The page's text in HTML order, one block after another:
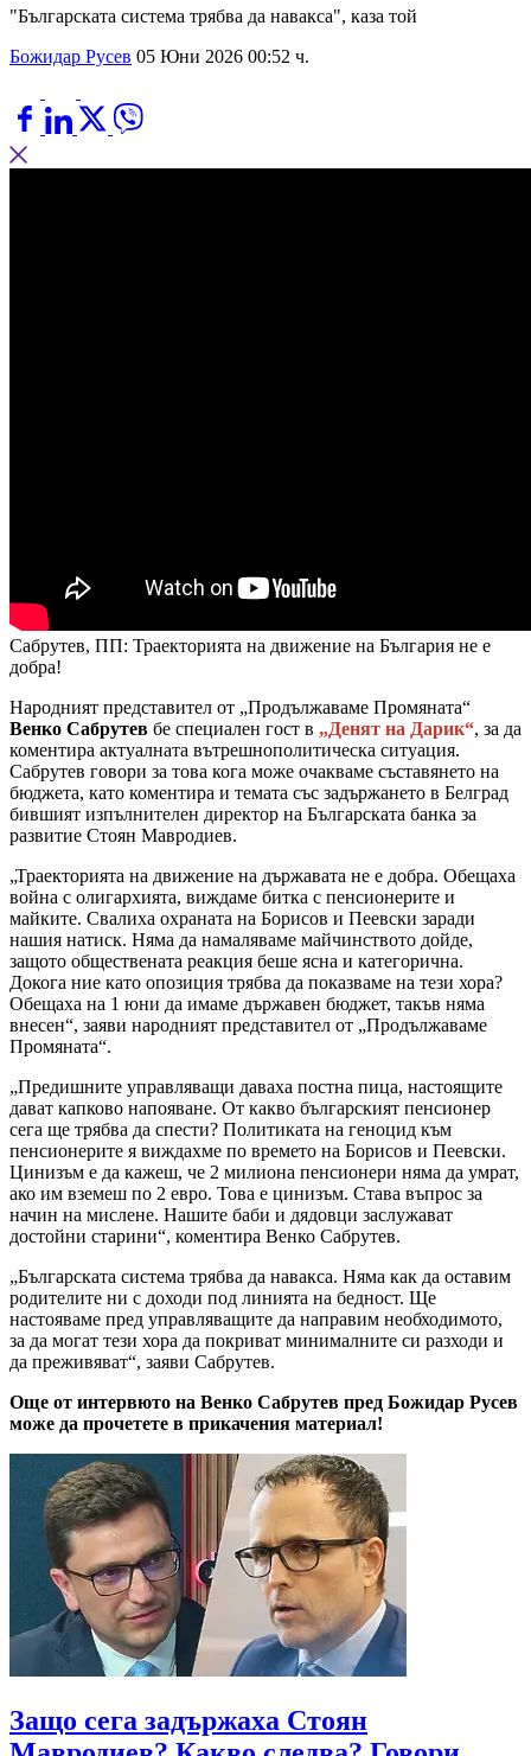
"Българската система трябва да навакса", каза той
Божидар Русев 05 Юни 2026 00:52 ч.
Сабрутев, ПП: Траекторията на движение на България не е
добра!
Народният представител от „Продължаваме Промяната“
Венко Сабрутев бе специален гост в „Денят на Дарик“, за да
коментира актуалната вътрешнополитическа ситуация.
Сабрутев говори за това кога може очакваме съставянето на
бюджета, като коментира и темата със задържането в Белград
бившият изпълнителен директор на Българската банка за
развитие Стоян Мавродиев.
„Траекторията на движение на държавата не е добра. Обещаха
война с олигархията, виждаме битка с пенсионерите и
майките. Свалиха охраната на Борисов и Пеевски заради
нашия натиск. Няма да намаляваме майчинството дойде,
защото обществената реакция беше ясна и категорична.
Докога ние като опозиция трябва да показваме на тези хора?
Обещаха на 1 юни да имаме държавен бюджет, такъв няма
внесен“, заяви народният представител от „Продължаваме
Промяната“.
„Предишните управляващи даваха постна пица, настоящите
дават капково напояване. От какво българският пенсионер
сега ще трябва да спести? Политиката на геноцид към
пенсионерите я виждахме по времето на Борисов и Пеевски.
Цинизъм е да кажеш, че 2 милиона пенсионери няма да умрат,
ако им вземеш по 2 евро. Това е цинизъм. Става въпрос за
начин на мислене. Нашите баби и дядовци заслужават
достойни старини“, коментира Венко Сабрутев.
„Българската система трябва да навакса. Няма как да оставим
родителите ни с доходи под линията на бедност. Ще
настояваме пред управляващите да направим необходимото,
за да могат тези хора да покриват минималните си разходи и
да преживяват“, заяви Сабрутев.
Още от интервюто на Венко Сабрутев пред Божидар Русев
може да прочетете в прикачения материал!
Защо сега задържаха Стоян